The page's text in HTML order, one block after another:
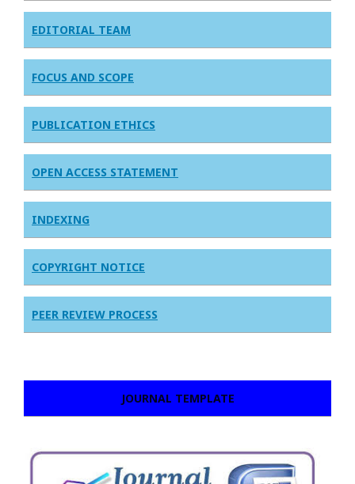
EDITORIAL TEAM
FOCUS AND SCOPE
PUBLICATION ETHICS
OPEN ACCESS STATEMENT
INDEXING
COPYRIGHT NOTICE
PEER REVIEW PROCESS
JOURNAL TEMPLATE